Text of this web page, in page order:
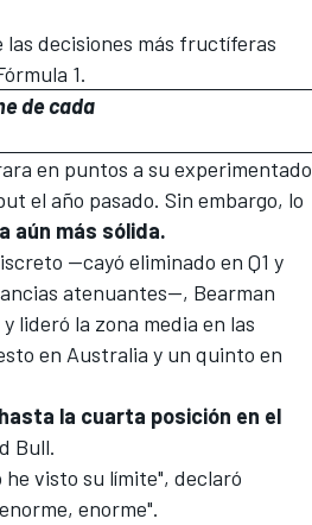
decisiones más fructíferas
1.
de cada
en puntos a su experimentado
el año pasado. Sin embargo, lo
aún más sólida.
—cayó eliminado en Q1 y
atenuantes—, Bearman
lideró la zona media en las
en Australia y un quinto en
la cuarta posición en el
Bull.
visto su límite", declaró
enorme".